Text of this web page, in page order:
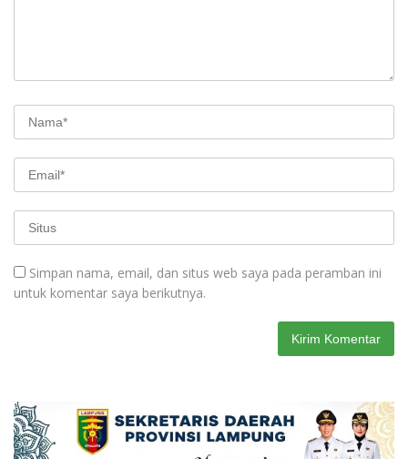
Simpan nama, email, dan situs web saya pada peramban ini
untuk komentar saya berikutnya.